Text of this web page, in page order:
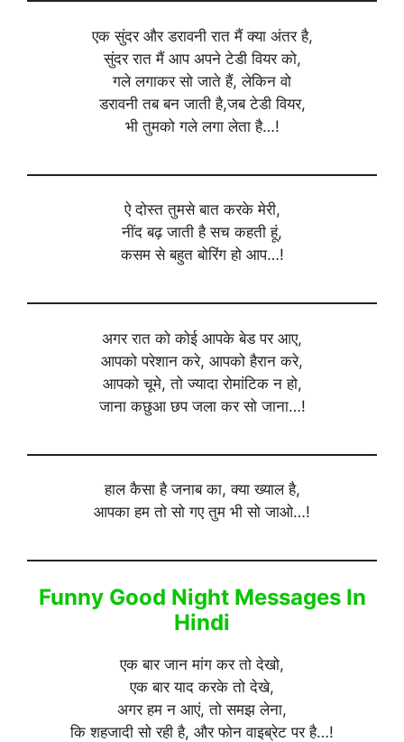
एक सुंदर और डरावनी रात मैं क्या अंतर है,
सुंदर रात मैं आप अपने टेडी वियर को,
गले लगाकर सो जाते हैं, लेकिन वो
डरावनी तब बन जाती है,जब टेडी वियर,
भी तुमको गले लगा लेता है…!
ऐ दोस्त तुमसे बात करके मेरी,
नींद बढ़ जाती है सच कहती हूं,
कसम से बहुत बोरिंग हो आप…!
अगर रात को कोई आपके बेड पर आए,
आपको परेशान करे, आपको हैरान करे,
आपको चूमे, तो ज्यादा रोमांटिक न हो,
जाना कछुआ छप जला कर सो जाना…!
हाल कैसा है जनाब का, क्या ख्याल है,
आपका हम तो सो गए तुम भी सो जाओ…!
Funny Good Night Messages In
Hindi
एक बार जान मांग कर तो देखो,
एक बार याद करके तो देखे,
अगर हम न आएं, तो समझ लेना,
कि शहजादी सो रही है, और फोन वाइब्रेट पर है…!